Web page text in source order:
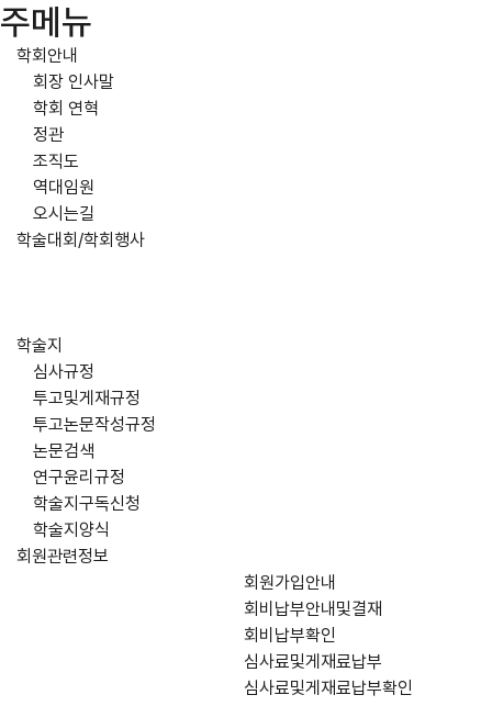
주메뉴
학회안내
회장 인사말
학회 연혁
정관
조직도
역대임원
오시는길
학술대회/학회행사
학술지
심사규정
투고및게재규정
투고논문작성규정
논문검색
연구윤리규정
학술지구독신청
학술지양식
회원관련정보
회원가입안내
회비납부안내및결재
회비납부확인
심사료및게재료납부
심사료및게재료납부확인